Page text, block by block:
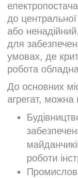
до
або
для
умовах, де
робота
До основних
агрегат, можна
роботи